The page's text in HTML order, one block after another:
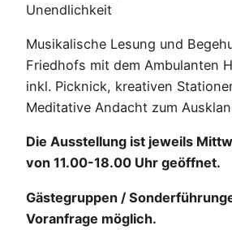
Unendlichkeit
Musikalische Lesung und
Friedhofs mit dem Ambulanten
inkl. Picknick, kreativen
Meditative Andacht zum
Die Ausstellung ist jeweils
von 11.00-18.00 Uhr geöffnet.
Gästegruppen /
Voranfrage möglich.